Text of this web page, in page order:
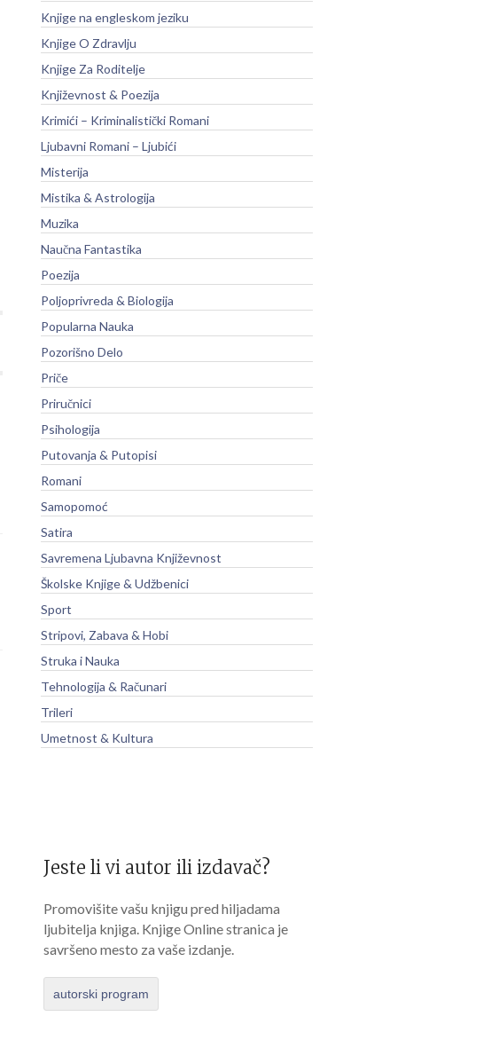
Knjige na engleskom jeziku
Knjige O Zdravlju
Knjige Za Roditelje
Književnost & Poezija
Krimići – Kriminalistički Romani
Ljubavni Romani – Ljubići
Misterija
Mistika & Astrologija
Muzika
Naučna Fantastika
Poezija
Poljoprivreda & Biologija
Popularna Nauka
Pozorišno Delo
Priče
Priručnici
Psihologija
Putovanja & Putopisi
Romani
Samopomoć
Satira
Savremena Ljubavna Književnost
Školske Knjige & Udžbenici
Sport
Stripovi, Zabava & Hobi
Struka i Nauka
Tehnologija & Računari
Trileri
Umetnost & Kultura
Jeste li vi autor ili izdavač?
Promovišite vašu knjigu pred hiljadama
ljubitelja knjiga. Knjige Online stranica je
savršeno mesto za vaše izdanje.
autorski program